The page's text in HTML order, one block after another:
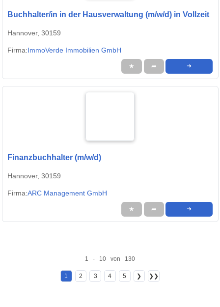
Buchhalter/in in der Hausverwaltung (m/w/d) in Vollzeit
Hannover, 30159
Firma:ImmoVerde Immobilien GmbH
★ ➦ ➜
Finanzbuchhalter (m/w/d)
Hannover, 30159
Firma:ARC Management GmbH
★ ➦ ➜
1 - 10 von 130
1 2 3 4 5 ❯ ❯❯